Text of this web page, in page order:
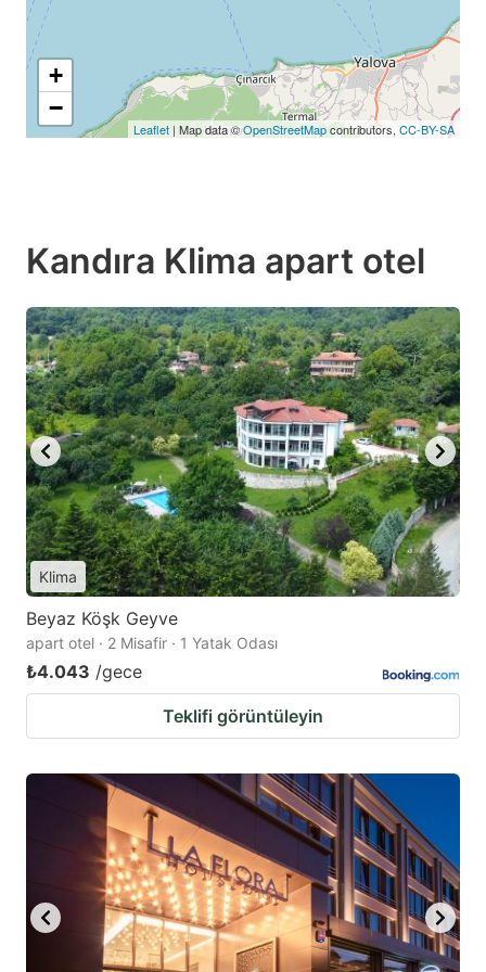
107.64₺
+
−
Leaflet | Map data ©OpenStreetMapcontributors, CC-BY-SA
Kandıra Klima apart otel
Klima
Beyaz Köşk Geyve
apart otel · 2 Misafir · 1 Yatak Odası
₺4.043 /gece
Teklifi görüntüleyin